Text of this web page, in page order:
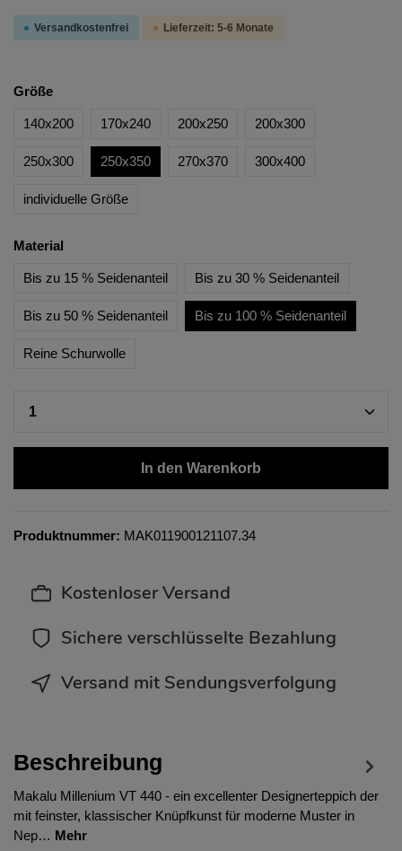
Versandkostenfrei Lieferzeit: 5-6 Monate
Größe
140x200 170x240 200x250 200x300
250x300 250x350 270x370 300x400
individuelle Größe
Material
Bis zu 15 % Seidenanteil Bis zu 30 % Seidenanteil
Bis zu 50 % Seidenanteil Bis zu 100 % Seidenanteil
Reine Schurwolle
In den Warenkorb
Produktnummer: MAK011900121107.34
Kostenloser Versand
Sichere verschlüsselte Bezahlung
Versand mit Sendungsverfolgung
Beschreibung
Makalu Millenium VT 440 - ein excellenter Designerteppich der
mit feinster, klassischer Knüpfkunst für moderne Muster in
Nep… Mehr